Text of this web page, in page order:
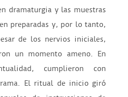
dramaturgia y las muestras
preparadas y, por lo tanto,
de los nervios iniciales,
un momento ameno. En
cumplieron con
El ritual de inicio giró